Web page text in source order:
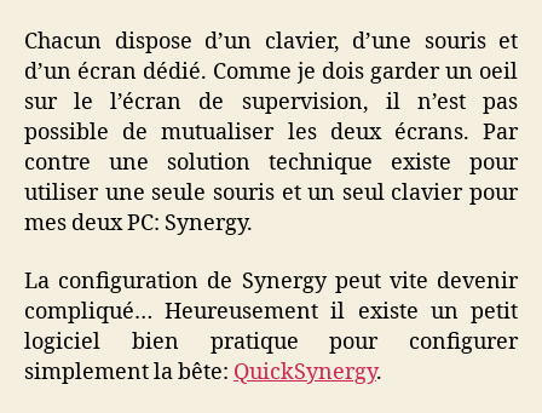
Chacun dispose d’un clavier, d’une souris et
d’un écran dédié. Comme je dois garder un oeil
sur le l’écran de supervision, il n’est pas
possible de mutualiser les deux écrans. Par
contre une solution technique existe pour
utiliser une seule souris et un seul clavier pour
mes deux PC: Synergy.
La configuration de Synergy peut vite devenir
compliqué… Heureusement il existe un petit
logiciel bien pratique pour configurer
simplement la bête: QuickSynergy.